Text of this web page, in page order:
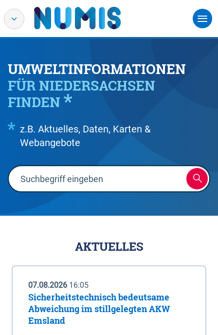
UMWELTINFORMATIONEN
FÜR NIEDERSACHSEN
FINDEN
z.B. Aktuelles, Daten, Karten &
Webangebote
AKTUELLES
07.08.2026 16:05
Sicherheitstechnisch bedeutsame
Abweichung im stillgelegten AKW
Emsland